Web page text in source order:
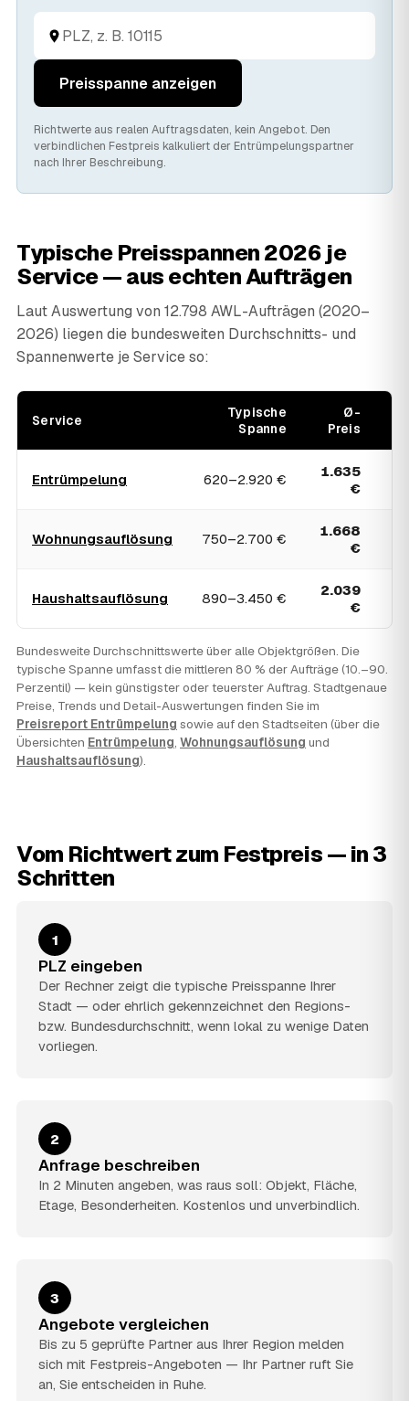
Preisspanne anzeigen
Richtwerte aus realen Auftragsdaten, kein Angebot. Den
verbindlichen Festpreis kalkuliert der Entrümpelungspartner
nach Ihrer Beschreibung.
Typische Preisspannen 2026 je
Service — aus echten Aufträgen
Laut Auswertung von 12.798 AWL-Aufträgen (2020–
2026) liegen die bundesweiten Durchschnitts- und
Spannenwerte je Service so:
Service
Typische
Spanne
Ø-
Preis
Entrümpelung 620–2.920 €
1.635
€
Wohnungsauflösung 750–2.700 €
1.668
€
Haushaltsauflösung 890–3.450 €
2.039
€
Bundesweite Durchschnittswerte über alle Objektgrößen. Die
typische Spanne umfasst die mittleren 80 % der Aufträge (10.–90.
Perzentil) — kein günstigster oder teuerster Auftrag. Stadtgenaue
Preise, Trends und Detail-Auswertungen finden Sie im
Preisreport Entrümpelung sowie auf den Stadtseiten (über die
Übersichten Entrümpelung, Wohnungsauflösung und
Haushaltsauflösung).
Vom Richtwert zum Festpreis — in 3
Schritten
1
PLZ eingeben
Der Rechner zeigt die typische Preisspanne Ihrer
Stadt — oder ehrlich gekennzeichnet den Regions-
bzw. Bundesdurchschnitt, wenn lokal zu wenige Daten
vorliegen.
2
Anfrage beschreiben
In 2 Minuten angeben, was raus soll: Objekt, Fläche,
Etage, Besonderheiten. Kostenlos und unverbindlich.
3
Angebote vergleichen
Bis zu 5 geprüfte Partner aus Ihrer Region melden
sich mit Festpreis-Angeboten — Ihr Partner ruft Sie
an, Sie entscheiden in Ruhe.